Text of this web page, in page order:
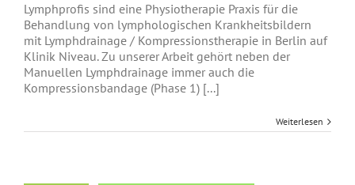
Lymphprofis sind eine Physiotherapie Praxis für die
Behandlung von lymphologischen Krankheitsbildern
mit Lymphdrainage / Kompressionstherapie in Berlin auf
Klinik Niveau. Zu unserer Arbeit gehört neben der
Manuellen Lymphdrainage immer auch die
Kompressionsbandage (Phase 1) [...]
Weiterlesen